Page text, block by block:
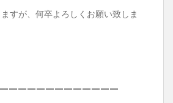
すが、何卒よろしくお願い致しま